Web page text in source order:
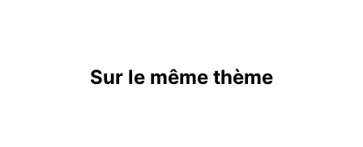
Sur le même thème